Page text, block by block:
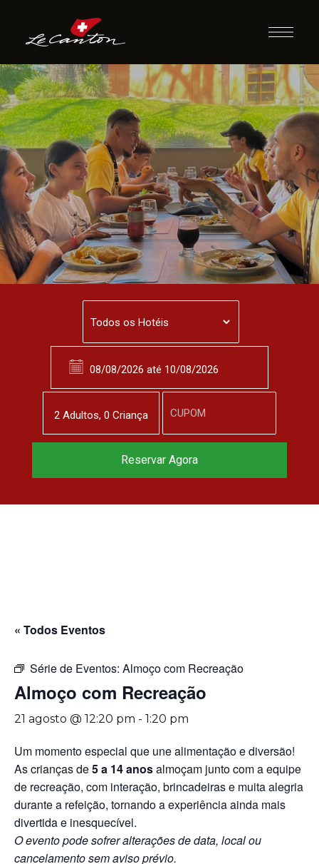
Almoço com
Recreação
« Todos Eventos
Série de Eventos: Almoço com Recreação
Almoço com Recreação
21 agosto @ 12:20 pm - 1:20 pm
Um momento especial que une alimentação e diversão!
As crianças de5 a 14 anosalmoçam junto com a equipe
de recreação, com interação, brincadeiras e muita alegria
durante a refeição, tornando a experiência ainda mais
divertida e inesquecível.
O evento pode sofrer alterações de data, local ou
cancelamento sem aviso prévio.
2 Adultos, 0 Criança
Reservar Agora